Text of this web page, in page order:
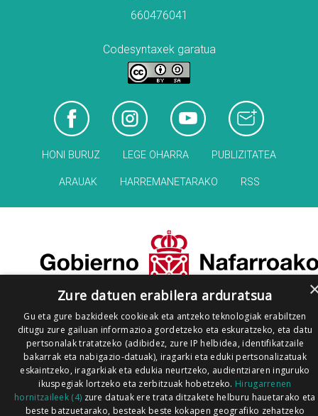
660476041
Codesyntaxek garatua
HONI BURUZ LEGE OHARRA PUBLIZITATEA
ARAUAK HARREMANETARAKO RSS
Zure datuen erabilera arduratsua
Gu eta gure bazkideek cookieak eta antzeko teknologiak erabiltzen
ditugu zure gailuan informazioa gordetzeko eta eskuratzeko, eta datu
pertsonalak tratatzeko (adibidez, zure IP helbidea, identifikatzaile
bakarrak eta nabigazio-datuak), iragarki eta eduki pertsonalizatuak
eskaintzeko, iragarkiak eta edukia neurtzeko, audientziaren inguruko
ikuspegiak lortzeko eta zerbitzuak hobetzeko. Hirugarrenen
hornitzaileek (4) zure datuak ere trata ditzakete helburu hauetarako eta
beste batzuetarako, besteak beste kokapen geografiko zehatzeko